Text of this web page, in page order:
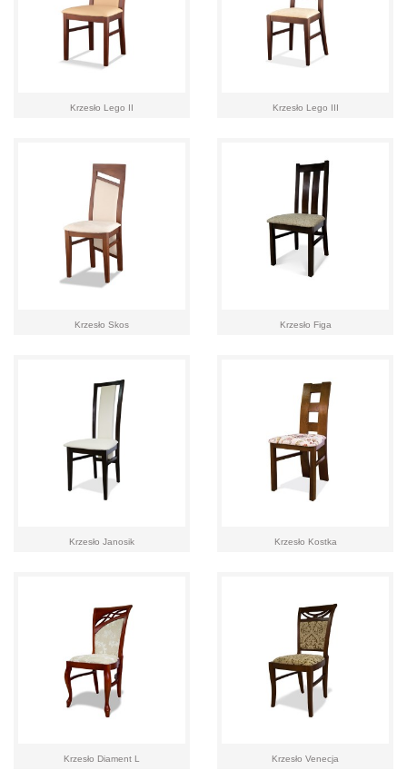
Krzesło Lego II Krzesło Lego III
Krzesło Skos Krzesło Figa
Krzesło Janosik Krzesło Kostka
Krzesło Diament L Krzesło Venecja